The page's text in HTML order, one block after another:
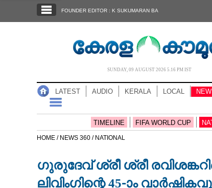
NOTIFIED NEWS
NEWS 360
FOUNDER EDITOR : K SUKUMARAN BA
SUNDAY, 09 AUGUST 2026 5.16 PM IST
LATEST AUDIO KERALA LOCAL
TIMELINE FIFA WORLD CUP
HOME / NEWS 360 / NATIONAL
ഗുരുദേവ് ശ്രീ ശ്രീ
ലിവിംഗിന്റെ 45-ാം